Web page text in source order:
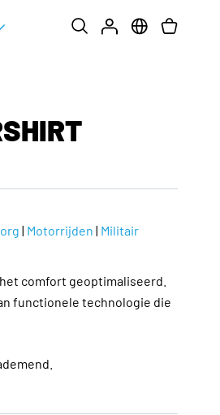
| Motorrijden | Militair
comfort geoptimaliseerd.
functionele technologie die